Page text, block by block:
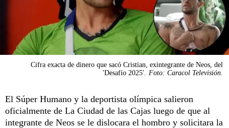
Cifra exacta de dinero que sacó Cristian, exintegrante de Neos, del
'Desafío 2025'.
Foto: Caracol Televisión.
El Súper Humano y la deportista olímpica salieron
oficialmente de La Ciudad de las Cajas luego de que al
integrante de Neos se le dislocara el hombro y solicitara la